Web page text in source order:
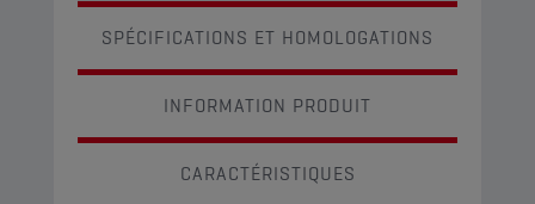
SPÉCIFICATIONS ET HOMOLOGATIONS
INFORMATION PRODUIT
CARACTÉRISTIQUES